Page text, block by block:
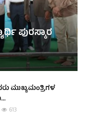
ಪುರಸ್ಕಾರ
ಮುಖ್ಯಮಂತ್ರಿಗಳ
613